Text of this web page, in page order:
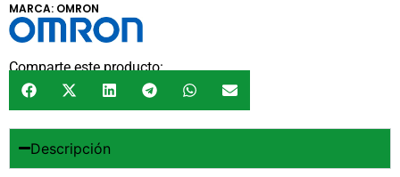
MARCA: OMRON
Comparte este producto:
Descripción